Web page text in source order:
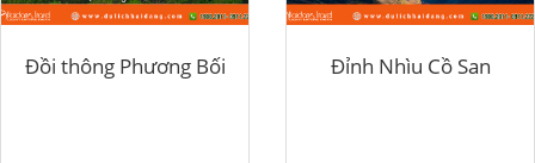
Đồi thông Phương Bối Đỉnh Nhìu Cồ San